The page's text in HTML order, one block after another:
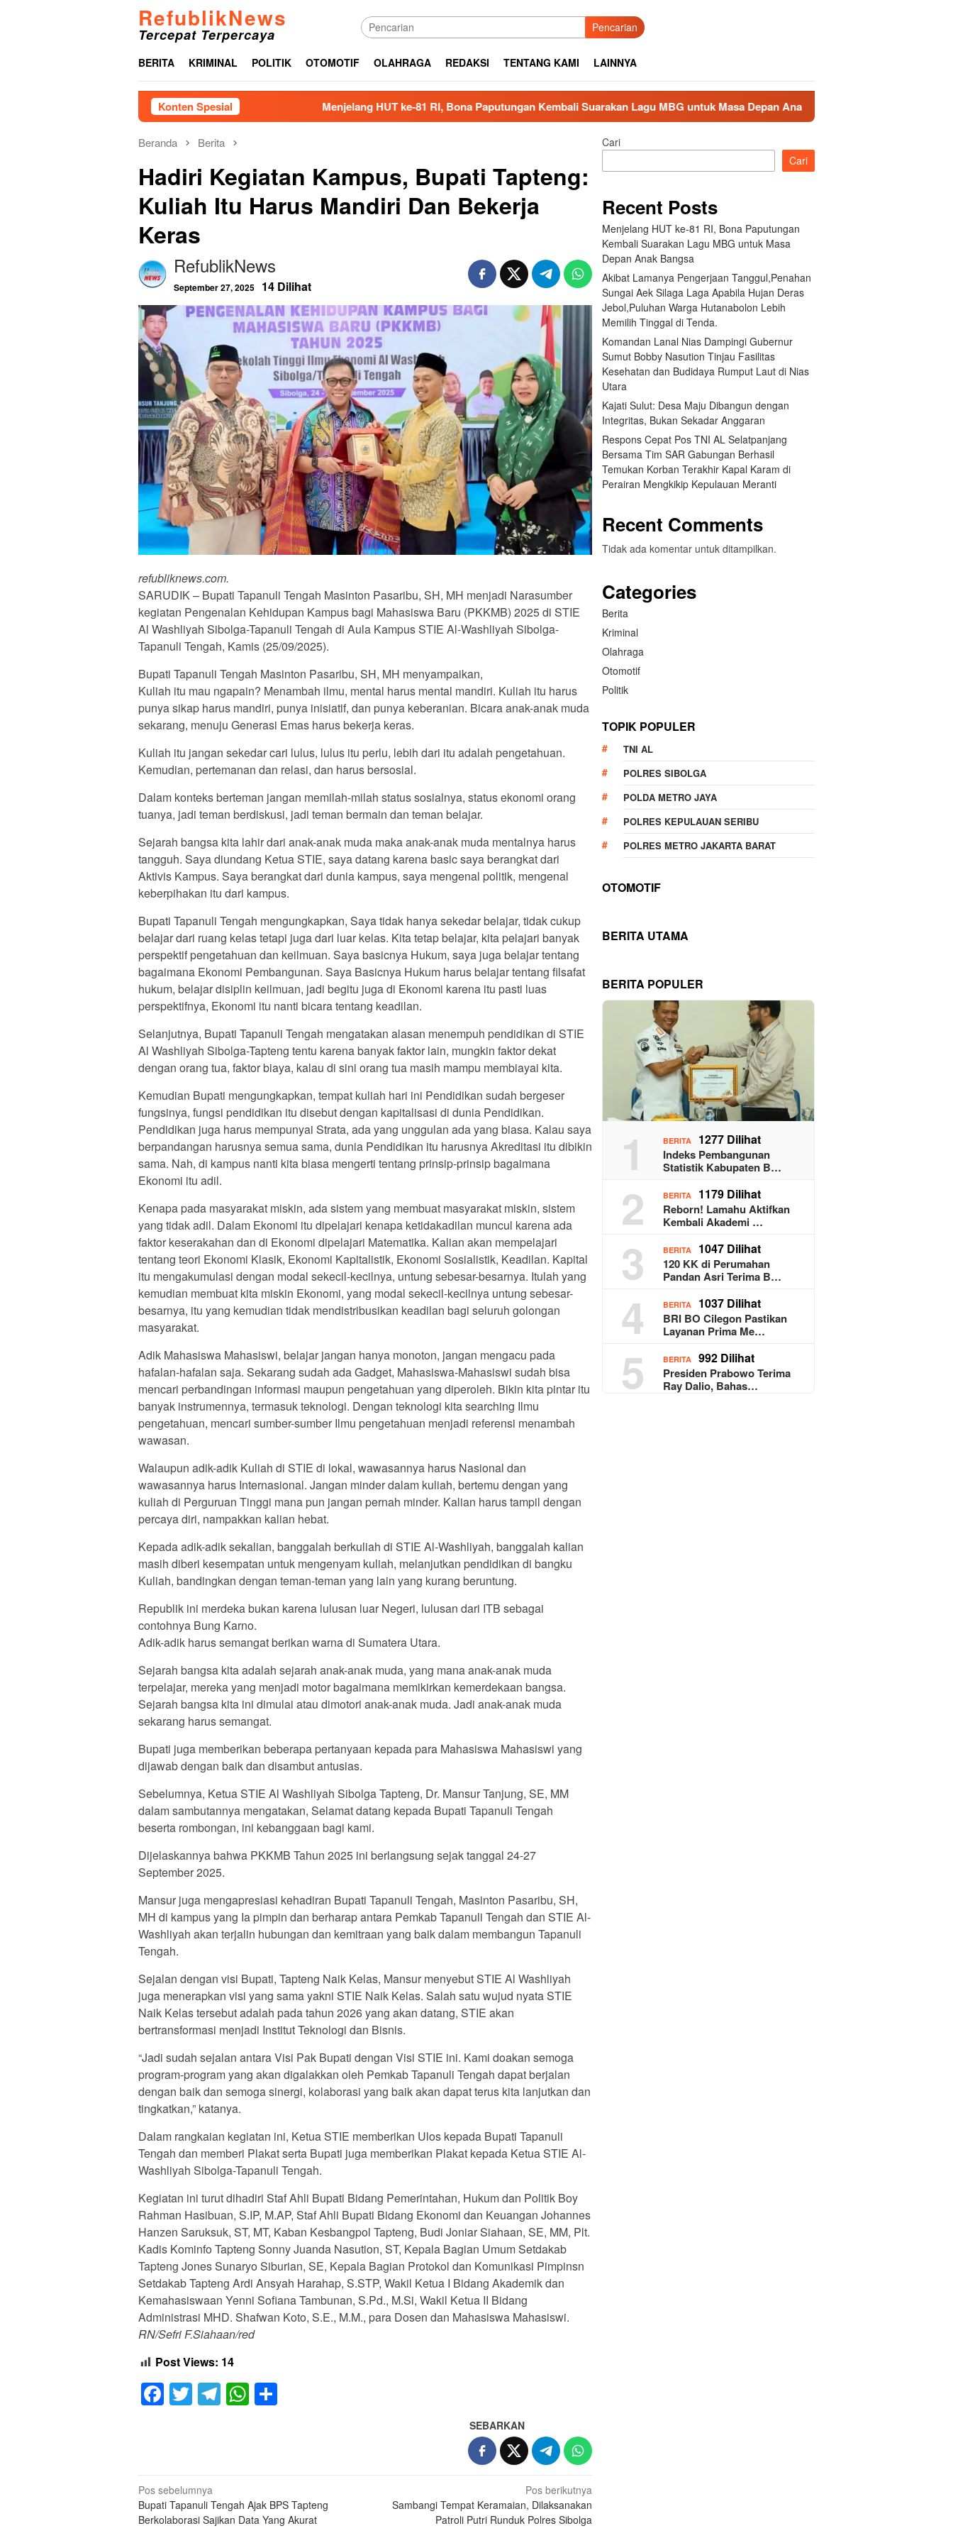
RefublikNews
Tercepat Terpercaya Pencarian
BERITA KRIMINAL POLITIK OTOMOTIF OLAHRAGA REDAKSI TENTANG KAMI LAINNYA
Konten SpesialMenjelang HUT ke-81 RI, Bona Paputungan Kembali Suarakan Lagu MBG untuk Masa Depan Anak Bangsa Akibat Lamanya Pengerjaan
Beranda Berita
Hadiri Kegiatan Kampus, Bupati Tapteng:
Kuliah Itu Harus Mandiri Dan Bekerja
Keras
RefublikNews
September 27, 2025 14 Dilihat
refubliknews.com.
SARUDIK – Bupati Tapanuli Tengah Masinton Pasaribu, SH, MH menjadi Narasumber
kegiatan Pengenalan Kehidupan Kampus bagi Mahasiswa Baru (PKKMB) 2025 di STIE
Al Washliyah Sibolga-Tapanuli Tengah di Aula Kampus STIE Al-Washliyah Sibolga-
Tapanuli Tengah, Kamis (25/09/2025).
Bupati Tapanuli Tengah Masinton Pasaribu, SH, MH menyampaikan,
Kuliah itu mau ngapain? Menambah ilmu, mental harus mental mandiri. Kuliah itu harus
punya sikap harus mandiri, punya inisiatif, dan punya keberanian. Bicara anak-anak muda
sekarang, menuju Generasi Emas harus bekerja keras.
Kuliah itu jangan sekedar cari lulus, lulus itu perlu, lebih dari itu adalah pengetahuan.
Kemudian, pertemanan dan relasi, dan harus bersosial.
Dalam konteks berteman jangan memilah-milah status sosialnya, status ekonomi orang
tuanya, jadi teman berdiskusi, jadi teman bermain dan teman belajar.
Sejarah bangsa kita lahir dari anak-anak muda maka anak-anak muda mentalnya harus
tangguh. Saya diundang Ketua STIE, saya datang karena basic saya berangkat dari
Aktivis Kampus. Saya berangkat dari dunia kampus, saya mengenal politik, mengenal
keberpihakan itu dari kampus.
Bupati Tapanuli Tengah mengungkapkan, Saya tidak hanya sekedar belajar, tidak cukup
belajar dari ruang kelas tetapi juga dari luar kelas. Kita tetap belajar, kita pelajari banyak
perspektif pengetahuan dan keilmuan. Saya basicnya Hukum, saya juga belajar tentang
bagaimana Ekonomi Pembangunan. Saya Basicnya Hukum harus belajar tentang filsafat
hukum, belajar disiplin keilmuan, jadi begitu juga di Ekonomi karena itu pasti luas
perspektifnya, Ekonomi itu nanti bicara tentang keadilan.
Selanjutnya, Bupati Tapanuli Tengah mengatakan alasan menempuh pendidikan di STIE
Al Washliyah Sibolga-Tapteng tentu karena banyak faktor lain, mungkin faktor dekat
dengan orang tua, faktor biaya, kalau di sini orang tua masih mampu membiayai kita.
Kemudian Bupati mengungkapkan, tempat kuliah hari ini Pendidikan sudah bergeser
fungsinya, fungsi pendidikan itu disebut dengan kapitalisasi di dunia Pendidikan.
Pendidikan juga harus mempunyai Strata, ada yang unggulan ada yang biasa. Kalau saya
berpandangan harusnya semua sama, dunia Pendidikan itu harusnya Akreditasi itu dibikin
sama. Nah, di kampus nanti kita biasa mengerti tentang prinsip-prinsip bagaimana
Ekonomi itu adil.
Kenapa pada masyarakat miskin, ada sistem yang membuat masyarakat miskin, sistem
yang tidak adil. Dalam Ekonomi itu dipelajari kenapa ketidakadilan muncul karena ada
faktor keserakahan dan di Ekonomi dipelajari Matematika. Kalian akan mempelajari
tentang teori Ekonomi Klasik, Ekonomi Kapitalistik, Ekonomi Sosialistik, Keadilan. Kapital
itu mengakumulasi dengan modal sekecil-kecilnya, untung sebesar-besarnya. Itulah yang
kemudian membuat kita miskin Ekonomi, yang modal sekecil-kecilnya untung sebesar-
besarnya, itu yang kemudian tidak mendistribusikan keadilan bagi seluruh golongan
masyarakat.
Adik Mahasiswa Mahasiswi, belajar jangan hanya monoton, jangan mengacu pada
hafalan-hafalan saja. Sekarang sudah ada Gadget, Mahasiswa-Mahasiswi sudah bisa
mencari perbandingan informasi maupun pengetahuan yang diperoleh. Bikin kita pintar itu
banyak instrumennya, termasuk teknologi. Dengan teknologi kita searching Ilmu
pengetahuan, mencari sumber-sumber Ilmu pengetahuan menjadi referensi menambah
wawasan.
Walaupun adik-adik Kuliah di STIE di lokal, wawasannya harus Nasional dan
wawasannya harus Internasional. Jangan minder dalam kuliah, bertemu dengan yang
kuliah di Perguruan Tinggi mana pun jangan pernah minder. Kalian harus tampil dengan
percaya diri, nampakkan kalian hebat.
Kepada adik-adik sekalian, banggalah berkuliah di STIE Al-Washliyah, banggalah kalian
masih diberi kesempatan untuk mengenyam kuliah, melanjutkan pendidikan di bangku
Kuliah, bandingkan dengan teman-teman yang lain yang kurang beruntung.
Republik ini merdeka bukan karena lulusan luar Negeri, lulusan dari ITB sebagai
contohnya Bung Karno.
Adik-adik harus semangat berikan warna di Sumatera Utara.
Sejarah bangsa kita adalah sejarah anak-anak muda, yang mana anak-anak muda
terpelajar, mereka yang menjadi motor bagaimana memikirkan kemerdekaan bangsa.
Sejarah bangsa kita ini dimulai atau dimotori anak-anak muda. Jadi anak-anak muda
sekarang harus semangat.
Bupati juga memberikan beberapa pertanyaan kepada para Mahasiswa Mahasiswi yang
dijawab dengan baik dan disambut antusias.
Sebelumnya, Ketua STIE Al Washliyah Sibolga Tapteng, Dr. Mansur Tanjung, SE, MM
dalam sambutannya mengatakan, Selamat datang kepada Bupati Tapanuli Tengah
beserta rombongan, ini kebanggaan bagi kami.
Dijelaskannya bahwa PKKMB Tahun 2025 ini berlangsung sejak tanggal 24-27
September 2025.
Mansur juga mengapresiasi kehadiran Bupati Tapanuli Tengah, Masinton Pasaribu, SH,
MH di kampus yang Ia pimpin dan berharap antara Pemkab Tapanuli Tengah dan STIE Al-
Washliyah akan terjalin hubungan dan kemitraan yang baik dalam membangun Tapanuli
Tengah.
Sejalan dengan visi Bupati, Tapteng Naik Kelas, Mansur menyebut STIE Al Washliyah
juga menerapkan visi yang sama yakni STIE Naik Kelas. Salah satu wujud nyata STIE
Naik Kelas tersebut adalah pada tahun 2026 yang akan datang, STIE akan
bertransformasi menjadi Institut Teknologi dan Bisnis.
“Jadi sudah sejalan antara Visi Pak Bupati dengan Visi STIE ini. Kami doakan semoga
program-program yang akan digalakkan oleh Pemkab Tapanuli Tengah dapat berjalan
dengan baik dan semoga sinergi, kolaborasi yang baik akan dapat terus kita lanjutkan dan
tingkatkan,” katanya.
Dalam rangkaian kegiatan ini, Ketua STIE memberikan Ulos kepada Bupati Tapanuli
Tengah dan memberi Plakat serta Bupati juga memberikan Plakat kepada Ketua STIE Al-
Washliyah Sibolga-Tapanuli Tengah.
Kegiatan ini turut dihadiri Staf Ahli Bupati Bidang Pemerintahan, Hukum dan Politik Boy
Rahman Hasibuan, S.IP, M.AP, Staf Ahli Bupati Bidang Ekonomi dan Keuangan Johannes
Hanzen Saruksuk, ST, MT, Kaban Kesbangpol Tapteng, Budi Joniar Siahaan, SE, MM, Plt.
Kadis Kominfo Tapteng Sonny Juanda Nasution, ST, Kepala Bagian Umum Setdakab
Tapteng Jones Sunaryo Siburian, SE, Kepala Bagian Protokol dan Komunikasi Pimpinsn
Setdakab Tapteng Ardi Ansyah Harahap, S.STP, Wakil Ketua I Bidang Akademik dan
Kemahasiswaan Yenni Sofiana Tambunan, S.Pd., M.Si, Wakil Ketua II Bidang
Administrasi MHD. Shafwan Koto, S.E., M.M., para Dosen dan Mahasiswa Mahasiswi.
RN/Sefri F.Siahaan/red
Post Views: 14
Facebook
Twitter
Telegram
WhatsApp
SEBARKAN
Navigasi
pos
Pos sebelumnya
Bupati Tapanuli Tengah Ajak BPS Tapteng
Berkolaborasi Sajikan Data Yang Akurat
Pos berikutnya
Sambangi Tempat Keramaian, Dilaksanakan
Patroli Putri Runduk Polres Sibolga
Cari
Cari
Recent Posts
Menjelang HUT ke-81 RI, Bona Paputungan
Kembali Suarakan Lagu MBG untuk Masa
Depan Anak Bangsa
Akibat Lamanya Pengerjaan Tanggul,Penahan
Sungai Aek Silaga Laga Apabila Hujan Deras
Jebol,Puluhan Warga Hutanabolon Lebih
Memilih Tinggal di Tenda.
Komandan Lanal Nias Dampingi Gubernur
Sumut Bobby Nasution Tinjau Fasilitas
Kesehatan dan Budidaya Rumput Laut di Nias
Utara
Kajati Sulut: Desa Maju Dibangun dengan
Integritas, Bukan Sekadar Anggaran
Respons Cepat Pos TNI AL Selatpanjang
Bersama Tim SAR Gabungan Berhasil
Temukan Korban Terakhir Kapal Karam di
Perairan Mengkikip Kepulauan Meranti
Recent Comments
Tidak ada komentar untuk ditampilkan.
Categories
Berita
Kriminal
Olahraga
Otomotif
Politik
TOPIK POPULER
TNI AL
POLRES SIBOLGA
POLDA METRO JAYA
POLRES KEPULAUAN SERIBU
POLRES METRO JAKARTA BARAT
OTOMOTIF
BERITA UTAMA
BERITA POPULER
1 BERITA 1277 Dilihat
Indeks Pembangunan
Statistik Kabupaten B…
2 BERITA 1179 Dilihat
Reborn! Lamahu Aktifkan
Kembali Akademi …
3 BERITA 1047 Dilihat
120 KK di Perumahan
Pandan Asri Terima B…
4 BERITA 1037 Dilihat
BRI BO Cilegon Pastikan
Layanan Prima Me…
5 BERITA 992 Dilihat
Presiden Prabowo Terima
Ray Dalio, Bahas…